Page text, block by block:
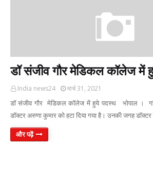
डॉ संजीव गौर मेडिकल कॉलेज में
India news24 मार्च 31, 2021
डॉ संजीव गौर मेडिकल कॉलेज में हुये पदस्थ भोपाल ।
डॉक्‍टर अरुणा कुमार को हटा दिया गया है। उनकी जगह
और पढ़ें